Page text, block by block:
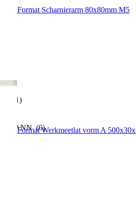
(1)
(6)
Format Scharnierarm 80x80mm M5
Format Werkmeetlat vorm A